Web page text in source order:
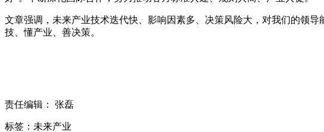
文章强调，未来产业技术迭代快、影响因素多、决策风险大，对我们的领
技、懂产业、善决策。
责任编辑： 张磊
标签：未来产业